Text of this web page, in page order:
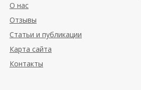
О нас
Отзывы
Статьи и публикации
Карта сайта
Контакты